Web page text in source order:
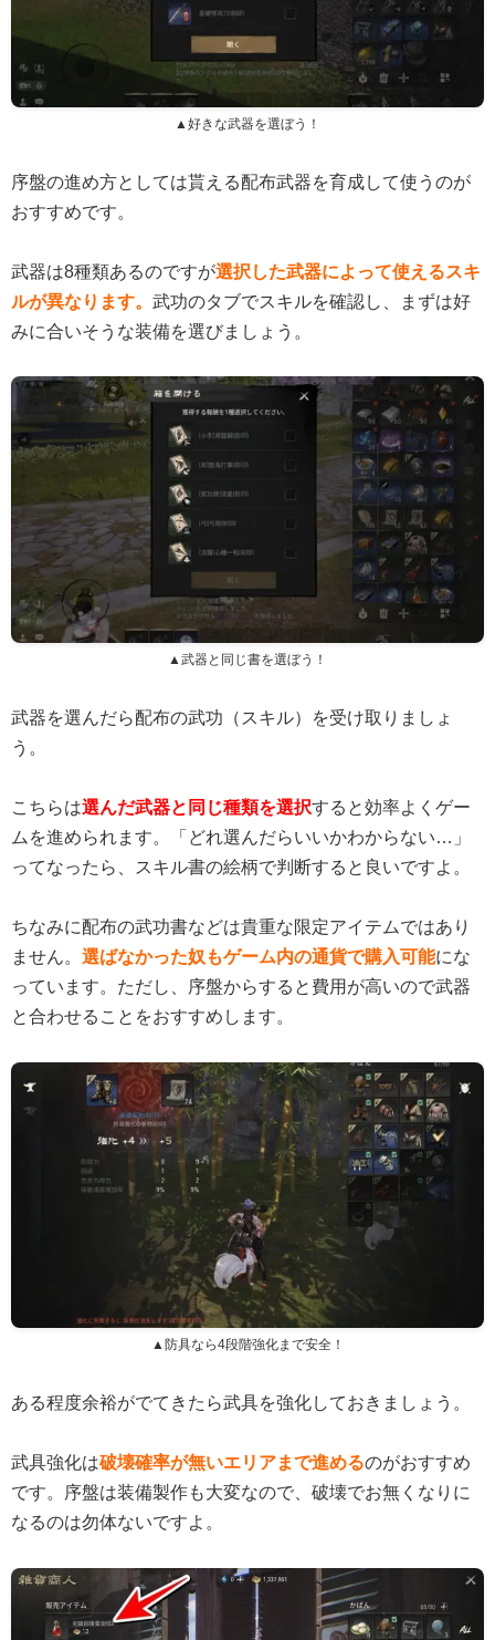
▲好きな武器を選ぼう！
序盤の進め方としては貰える配布武器を育成して使うのが
おすすめです。
武器は8種類あるのですが選択した武器によって使えるスキ
ルが異なります。 武功のタブでスキルを確認し、まずは好
みに合いそうな装備を選びましょう。
▲武器と同じ書を選ぼう！
武器を選んだら配布の武功（スキル）を受け取りましょ
う。
こちらは選んだ武器と同じ種類を選択すると効率よくゲー
ムを進められます。「どれ選んだらいいかわからない…」
ってなったら、スキル書の絵柄で判断すると良いですよ。
ちなみに配布の武功書などは貴重な限定アイテムではあり
ません。 選ばなかった奴もゲーム内の通貨で購入可能にな
っています。ただし、序盤からすると費用が高いので武器
と合わせることをおすすめします。
▲防具なら4段階強化まで安全！
ある程度余裕がでてきたら武具を強化しておきましょう。
武具強化は破壊確率が無いエリアまで進めるのがおすすめ
です。序盤は装備製作も大変なので、破壊でお無くなりに
なるのは勿体ないですよ。